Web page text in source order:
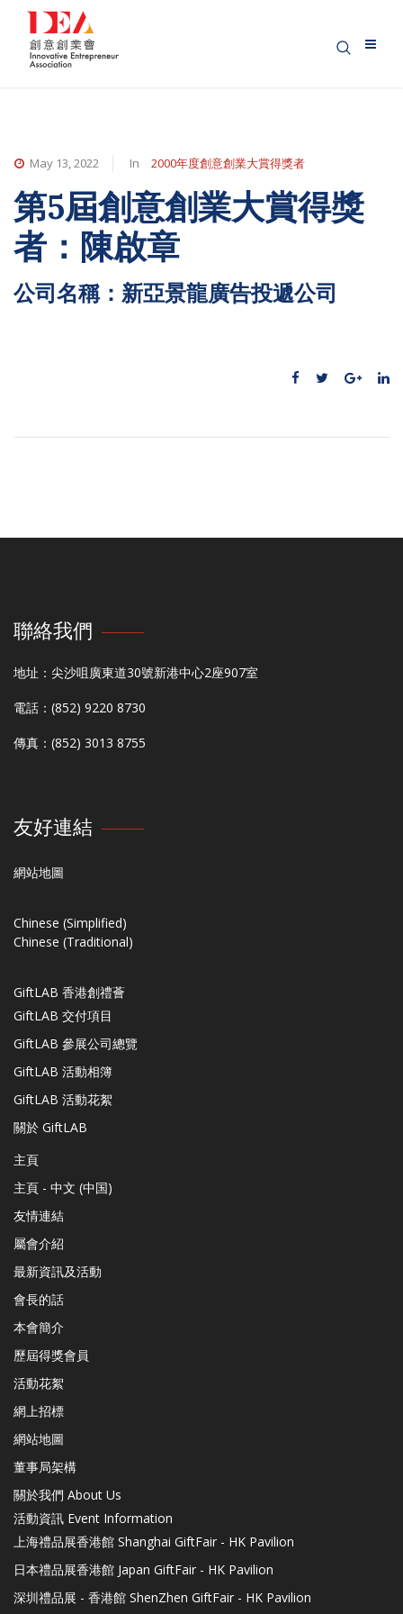
May 13, 2022 In 2000年度創意創業大賞得獎者
第5屆創意創業大賞得獎
者：陳啟章
公司名稱：新亞景龍廣告投遞公司
聯絡我們
地址：尖沙咀廣東道30號新港中心2座907室
電話：(852) 9220 8730
傳真：(852) 3013 8755
友好連結
網站地圖
Chinese (Simplified)
Chinese (Traditional)
GiftLAB 香港創禮薈
GiftLAB 交付項目
GiftLAB 參展公司總覽
GiftLAB 活動相簿
GiftLAB 活動花絮
關於 GiftLAB
主頁
主頁 - 中文 (中国)
友情連結
屬會介紹
最新資訊及活動
會長的話
本會簡介
歷屆得獎會員
活動花絮
網上招標
網站地圖
董事局架構
關於我們 About Us
活動資訊 Event Information
上海禮品展香港館 Shanghai GiftFair - HK Pavilion
日本禮品展香港館 Japan GiftFair - HK Pavilion
深圳禮品展 - 香港館 ShenZhen GiftFair - HK Pavilion